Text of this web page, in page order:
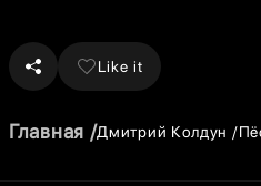
Like it
Главная Дмитрий Колдун